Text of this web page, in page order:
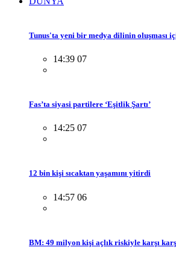
Tunus'ta yeni bir medya dilinin oluşması
14:39 07
Fas’ta siyasi partilere ‘Eşitlik Şartı’
14:25 07
12 bin kişi sıcaktan yaşamını yitirdi
14:57 06
BM: 49 milyon kişi açlık riskiyle karşı